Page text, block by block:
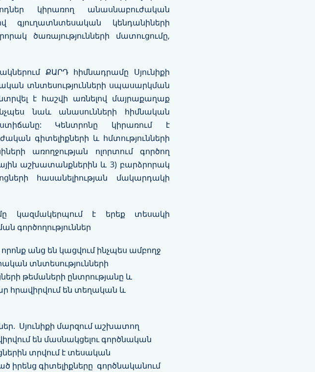
կիրառող անասնաբուժական
գյուղատնտեսական կենդանիների
ծառայությունների մատուցումը,
ՔԱՐԴ հիմնադրամը Սյունիքի
տնտեսությունների սպասարկման
է հաշվի առնելով մայրաքաղաք
նաև անասունների հիմնական
Կենտրոնը կիրառում է
գիտելիքների և հմտությունների
առողջության ոլորտում գործող
աշխատանքներին և 3) բարձրորակ
հասանելիության մակարդակի
կազմակերպում է երեք տեսակի
անց են կացվում ինչպես ամբողջ
տնտեսությունների
թեմաների ընտրությանը և
հրավիրվում են տեղական և
Սյունիքի մարզում աշխատող
են մասնակցելու գործնական
տրվում է տեսական
իրենց գիտելիքները գործնականում